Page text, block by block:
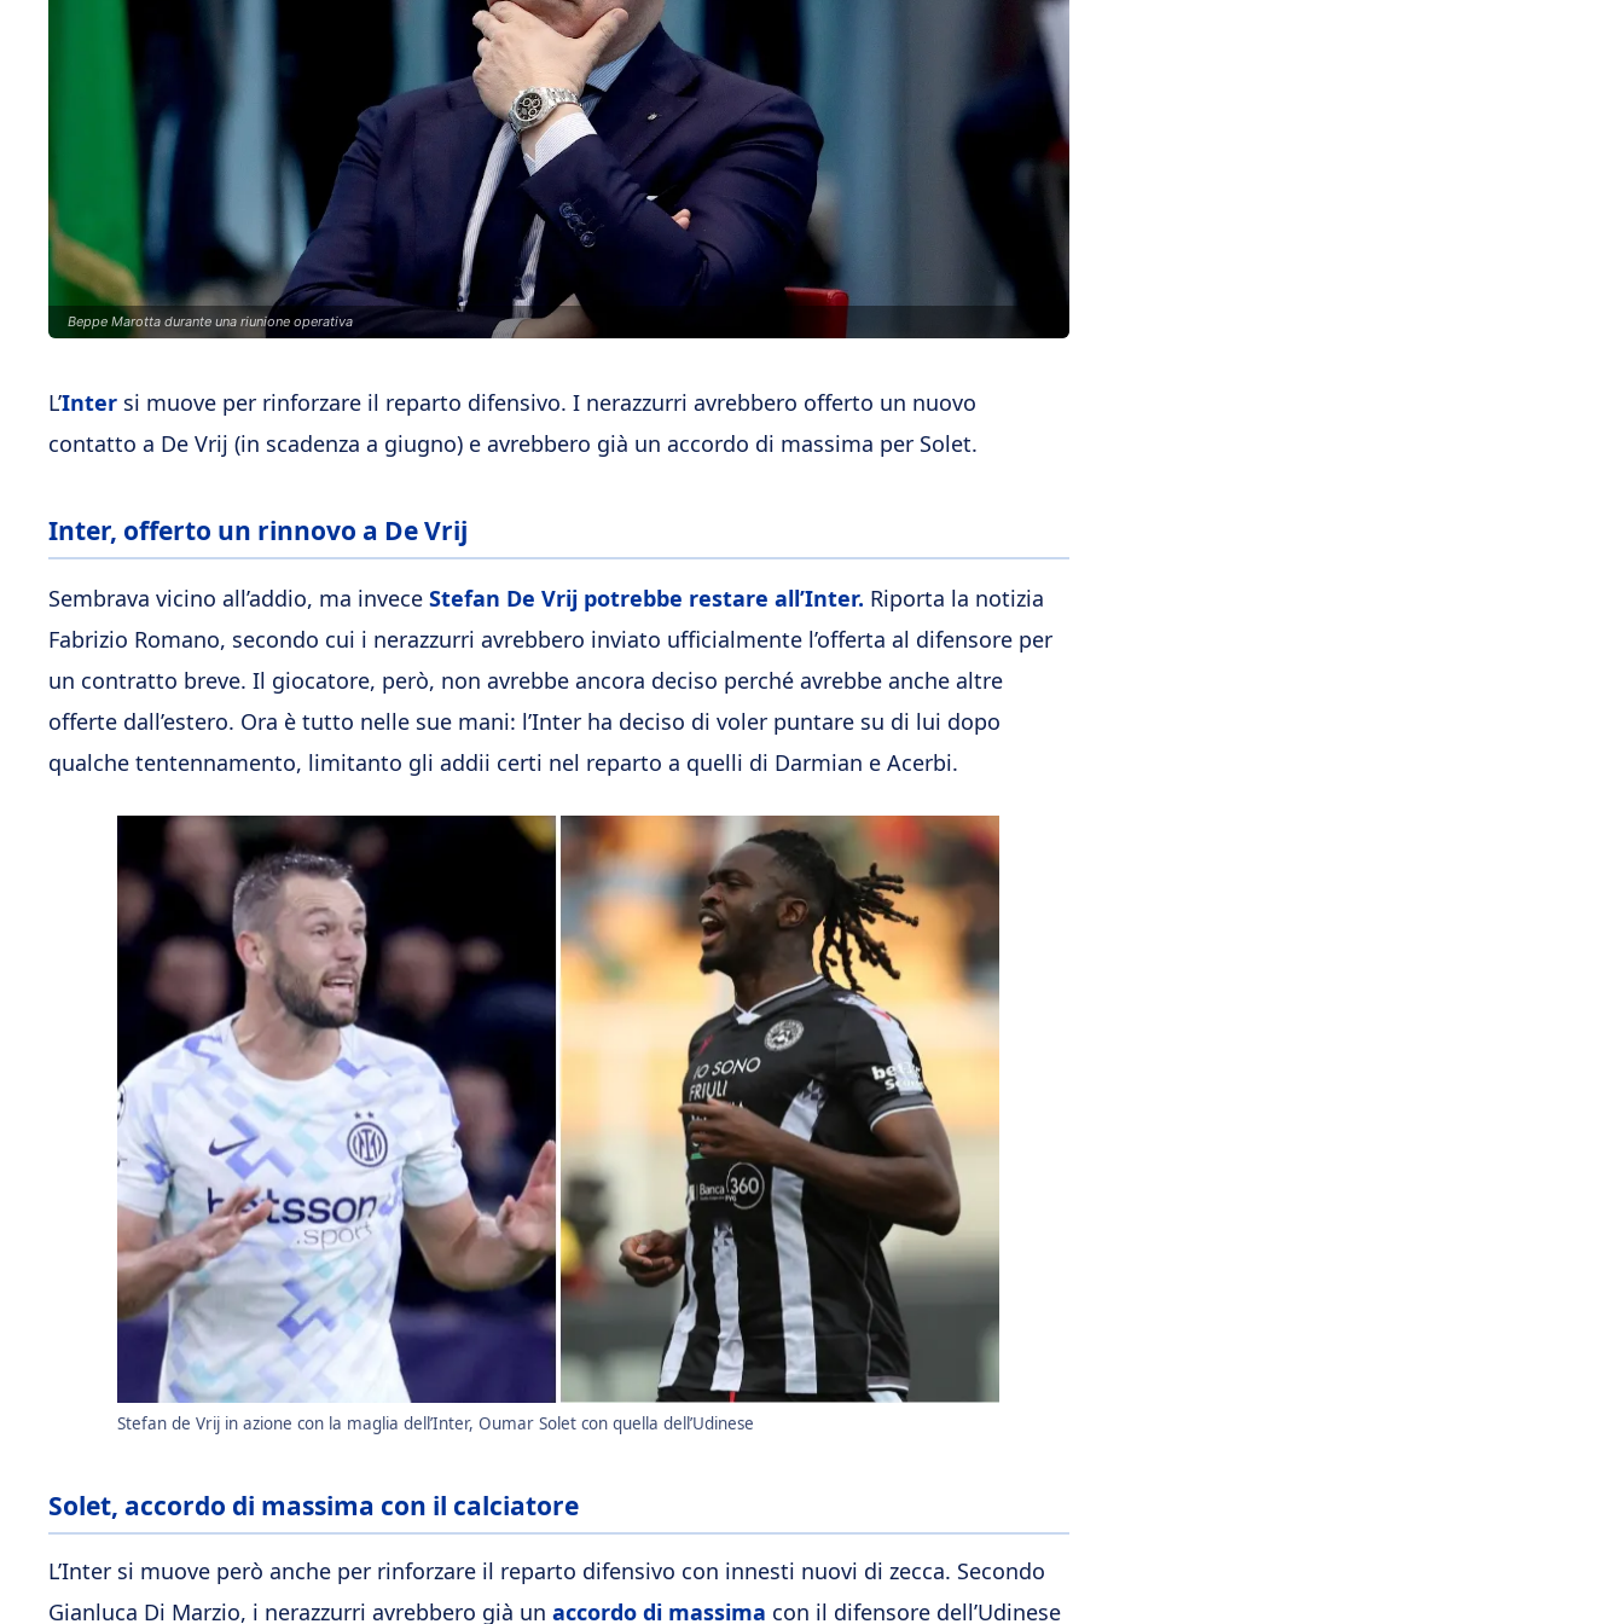
Beppe Marotta durante una riunione operativa
L’Inter si muove per rinforzare il reparto difensivo. I nerazzurri avrebbero offerto un nuovo
contatto a De Vrij (in scadenza a giugno) e avrebbero già un accordo di massima per Solet.
Inter, offerto un rinnovo a De Vrij
Sembrava vicino all’addio, ma invece Stefan De Vrij potrebbe restare all’Inter. Riporta la notizia
Fabrizio Romano, secondo cui i nerazzurri avrebbero inviato ufficialmente l’offerta al difensore per
un contratto breve. Il giocatore, però, non avrebbe ancora deciso perché avrebbe anche altre
offerte dall’estero. Ora è tutto nelle sue mani: l’Inter ha deciso di voler puntare su di lui dopo
qualche tentennamento, limitanto gli addii certi nel reparto a quelli di Darmian e Acerbi.
Stefan de Vrij in azione con la maglia dell’Inter, Oumar Solet con quella dell’Udinese
Solet, accordo di massima con il calciatore
L’Inter si muove però anche per rinforzare il reparto difensivo con innesti nuovi di zecca. Secondo
Gianluca Di Marzio, i nerazzurri avrebbero già un accordo di massima con il difensore dell’Udinese